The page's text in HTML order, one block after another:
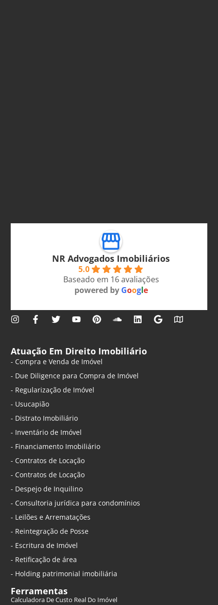
NR Advogados Imobiliários
5.0
Baseado em 16 avaliações
powered by Google
Atuação Em Direito Imobiliário
- Compra e Venda de Imóvel
- Due Diligence para Compra de Imóvel
- Regularização de Imóvel
- Usucapião
- Distrato Imobiliário
- Inventário de Imóvel
- Financiamento Imobiliário
- Contratos de Locação
- Contratos de Locação
- Despejo de Inquilino
- Consultoria jurídica para condomínios
- Leilões e Arrematações
- Reintegração de Posse
- Escritura de Imóvel
- Retificação de área
- Holding patrimonial imobiliária
Ferramentas
Calculadora De Custo Real Do Imóvel